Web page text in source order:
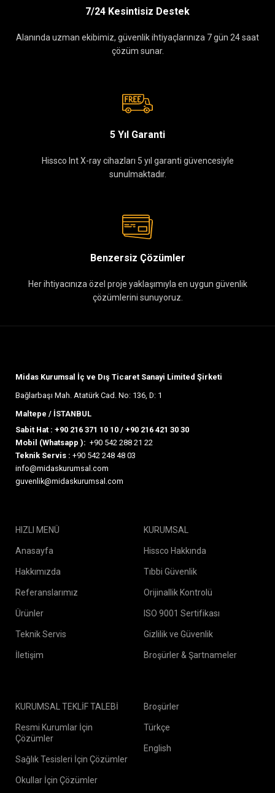
7/24 Kesintisiz Destek
Alanında uzman ekibimiz, güvenlik ihtiyaçlarınıza 7 gün 24 saat
çözüm sunar.
5 Yıl Garanti
Hissco Int X-ray cihazları 5 yıl garanti güvencesiyle
sunulmaktadır.
Benzersiz Çözümler
Her ihtiyacınıza özel proje yaklaşımıyla en uygun güvenlik
çözümlerini sunuyoruz.
Midas Kurumsal İç ve Dış Ticaret Sanayi Limited Şirketi
Bağlarbaşı Mah. Atatürk Cad. No: 136, D: 1
Maltepe / İSTANBUL
Sabit Hat :+90 216 371 10 10 /+90 216 421 30 30
Mobil (Whatsapp ): +90 542 288 21 22
Teknik Servis : +90 542 248 48 03
info@midaskurumsal.com
guvenlik@midaskurumsal.com
HIZLI MENÜ
Anasayfa
Hakkımızda
Referanslarımız
Ürünler
Teknik Servis
İletişim
KURUMSAL
Hissco Hakkında
Tıbbi Güvenlik
Orijinallik Kontrolü
ISO 9001 Sertifikası
Gizlilik ve Güvenlik
Broşürler & Şartnameler
KURUMSAL TEKLİF TALEBİ
Resmi Kurumlar İçin
Çözümler
Sağlık Tesisleri İçin Çözümler
Okullar İçin Çözümler
Broşürler
Türkçe
English